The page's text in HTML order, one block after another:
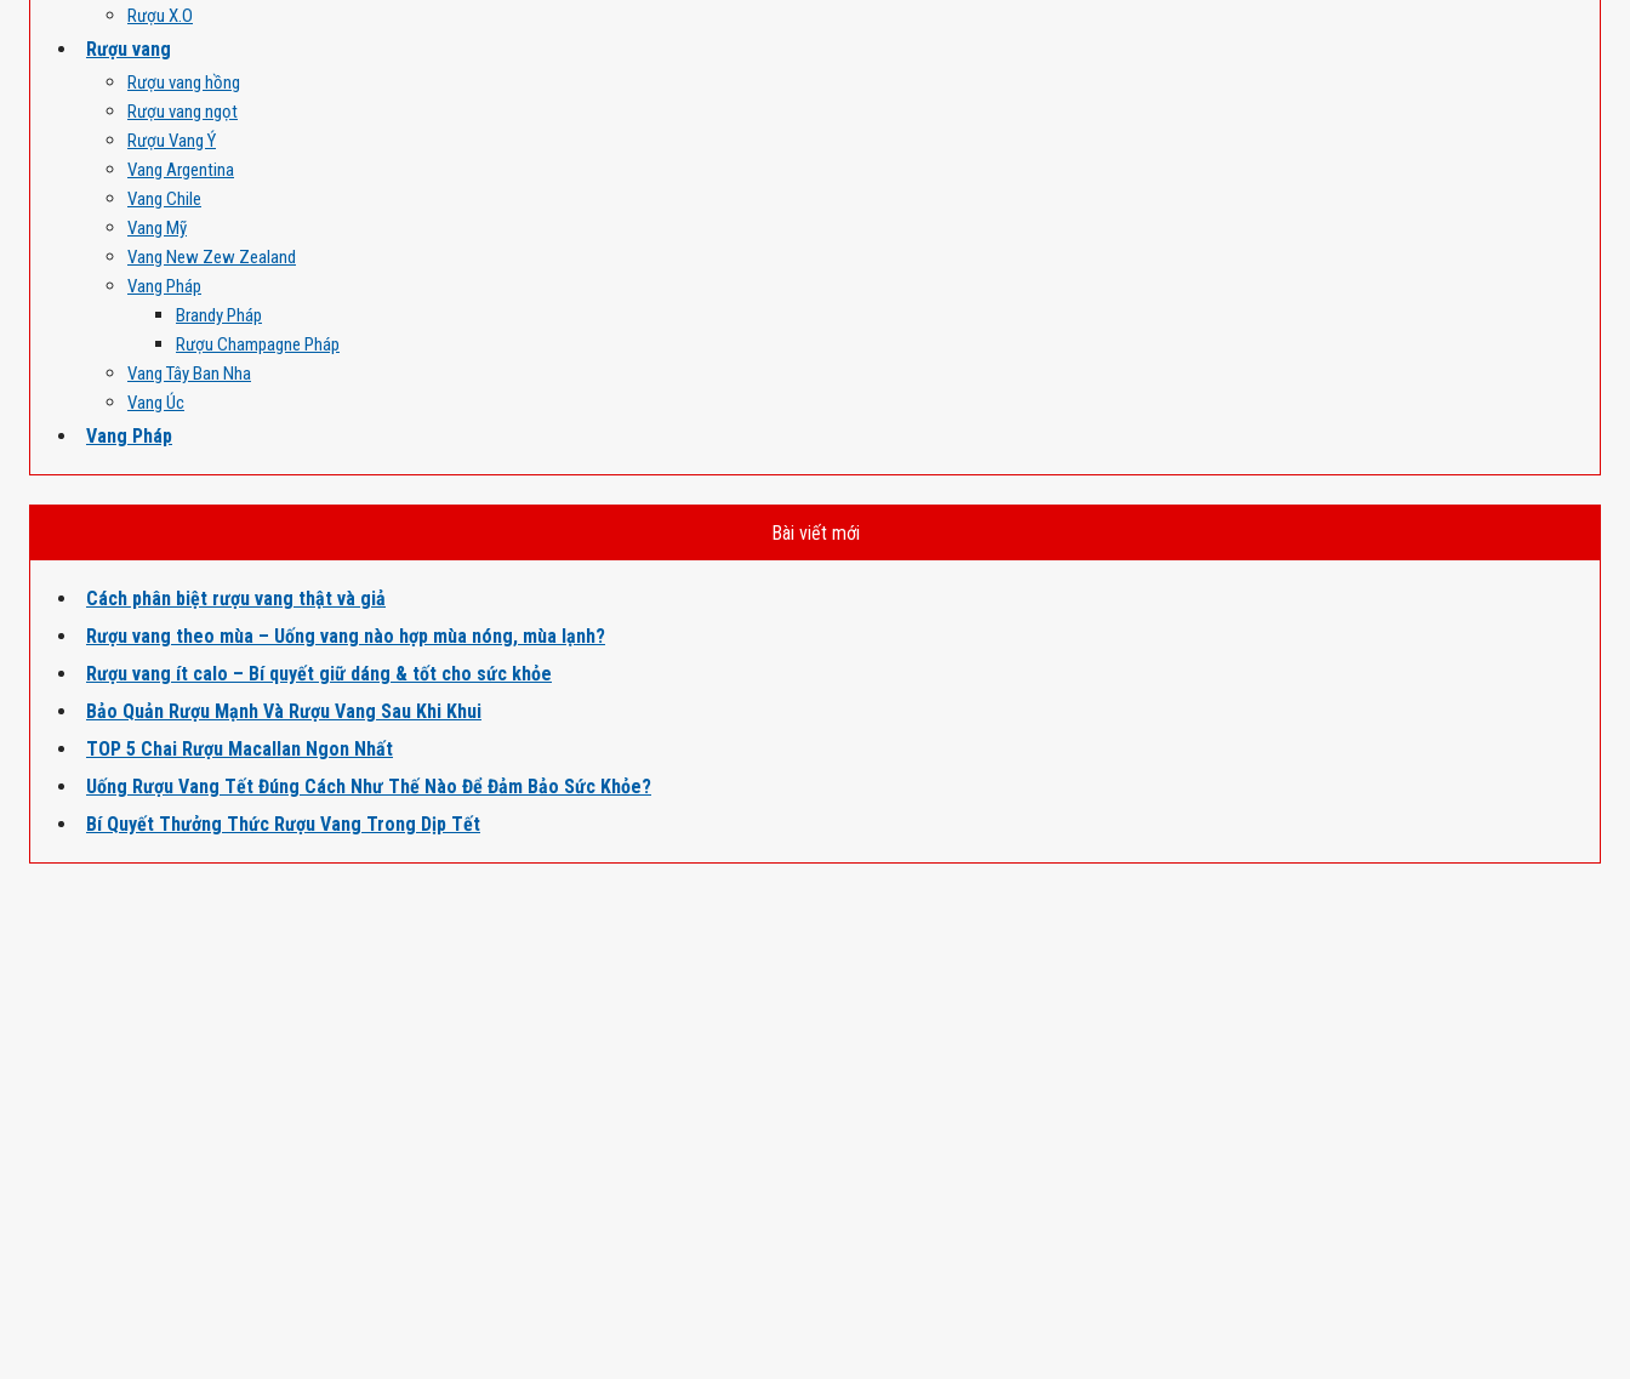
Rượu X.O
Rượu vang
Rượu vang hồng
Rượu vang ngọt
Rượu Vang Ý
Vang Argentina
Vang Chile
Vang Mỹ
Vang New Zew Zealand
Vang Pháp
Brandy Pháp
Rượu Champagne Pháp
Vang Tây Ban Nha
Vang Úc
Vang Pháp
Bài viết mới
Cách phân biệt rượu vang thật và giả
Rượu vang theo mùa – Uống vang nào hợp mùa nóng, mùa lạnh?
Rượu vang ít calo – Bí quyết giữ dáng & tốt cho sức khỏe
Bảo Quản Rượu Mạnh Và Rượu Vang Sau Khi Khui
TOP 5 Chai Rượu Macallan Ngon Nhất
Uống Rượu Vang Tết Đúng Cách Như Thế Nào Để Đảm Bảo Sức Khỏe?
Bí Quyết Thưởng Thức Rượu Vang Trong Dịp Tết